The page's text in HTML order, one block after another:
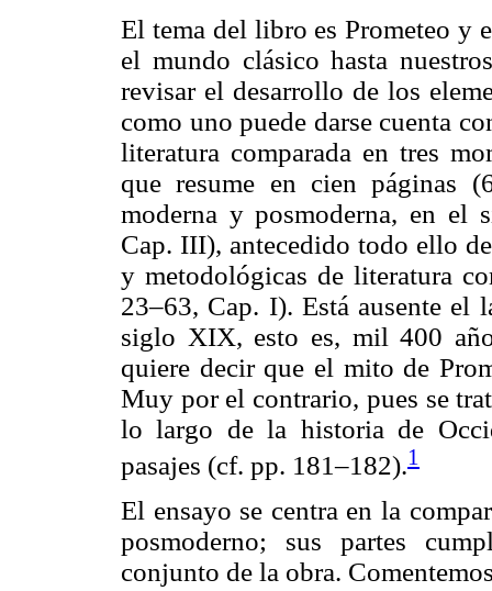
El tema del libro es Prometeo y
el mundo clásico hasta
revisar el desarrollo de los
como uno puede darse cuenta
literatura comparada en tres
que resume en cien páginas
moderna y posmoderna, en el
Cap. III), antecedido todo ello
y metodológicas de literatura
23–63, Cap. I). Está ausente el
siglo XIX, esto es, mil 400
quiere decir que el mito de
Muy por el contrario, pues se
lo largo de la historia de
pasajes (cf. pp. 181–182).1
El ensayo se centra en la
posmoderno; sus partes
conjunto de la obra.